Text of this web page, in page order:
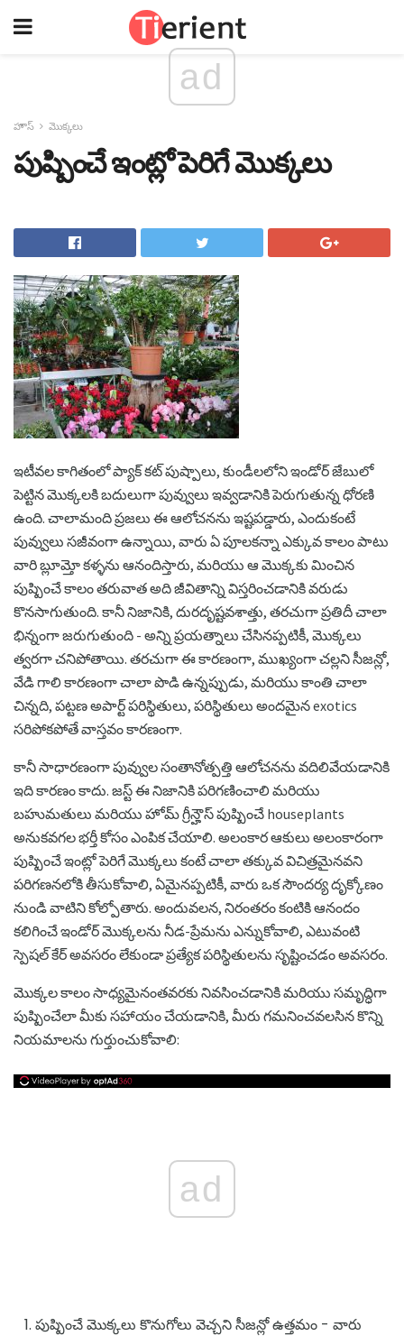
ad
హౌస్ మొక్కలు
పుష్పించే ఇంట్లో పెరిగే మొక్కలు
ఇటీవల కాగితంలో ప్యాక్ కట్ పుష్పాలు, కుండీలలోని ఇండోర్ జేబులో
పెట్టిన మొక్కలకి బదులుగా పువ్వులు ఇవ్వడానికి పెరుగుతున్న ధోరణి
ఉంది. చాలామంది ప్రజలు ఈ ఆలోచనను ఇష్టపడ్డారు, ఎందుకంటే
పువ్వులు సజీవంగా ఉన్నాయి, వారు ఏ పూలకన్నా ఎక్కువ కాలం పాటు
వారి బ్లూమ్తో కళ్ళను ఆనందిస్తారు, మరియు ఆ మొక్కకు మించిన
పుష్పించే కాలం తరువాత అది జీవితాన్ని విస్తరించడానికి వరుడు
కొనసాగుతుంది. కానీ నిజానికి, దురదృష్టవశాత్తు, తరచుగా ప్రతిదీ చాలా
భిన్నంగా జరుగుతుంది - అన్ని ప్రయత్నాలు చేసినప్పటికీ, మొక్కలు
త్వరగా చనిపోతాయి. తరచుగా ఈ కారణంగా, ముఖ్యంగా చల్లని సీజన్లో,
వేడి గాలి కారణంగా చాలా పొడి ఉన్నప్పుడు, మరియు కాంతి చాలా
చిన్నది, పట్టణ అపార్ట్ పరిస్థితులు, పరిస్థితులు అందమైన exotics
సరిపోకపోతే వాస్తవం కారణంగా.
కానీ సాధారణంగా పువ్వుల సంతానోత్పత్తి ఆలోచనను వదిలివేయడానికి
ఇది కారణం కాదు. జస్ట్ ఈ నిజానికి పరిగణించాలి మరియు
బహుమతులు మరియు హోమ్ గ్రీన్హౌస్ పుష్పించే houseplants
అనుకవగల భర్తీ కోసం ఎంపిక చేయాలి. అలంకార ఆకులు అలంకారంగా
పుష్పించే ఇంట్లో పెరిగే మొక్కలు కంటే చాలా తక్కువ విచిత్రమైనవని
పరిగణనలోకి తీసుకోవాలి, ఏమైనప్పటికీ, వారు ఒక సౌందర్య దృక్కోణం
నుండి వాటిని కోల్పోతారు. అందువలన, నిరంతరం కంటికి ఆనందం
కలిగించే ఇండోర్ మొక్కలను నీడ-ప్రేమను ఎన్నుకోవాలి, ఎటువంటి
స్పెషల్ కేర్ అవసరం లేకుండా ప్రత్యేక పరిస్థితులను సృష్టించడం అవసరం.
మొక్కల కాలం సాధ్యమైనంతవరకు నివసించడానికి మరియు సమృద్ధిగా
పుష్పించేలా మీకు సహాయం చేయడానికి, మీరు గమనించవలసిన కొన్ని
నియమాలను గుర్తుంచుకోవాలి:
ad
పుష్పించే మొక్కలు కొనుగోలు వెచ్చని సీజన్లో ఉత్తమం - వారు